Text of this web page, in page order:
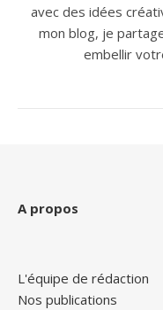
avec des idées
mon blog, je
embellir
A propos
L'équipe de rédaction
Nos publications